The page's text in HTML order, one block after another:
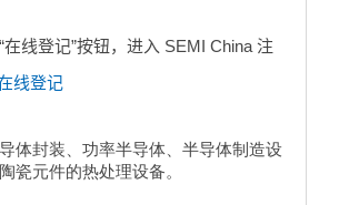
在线登记”按钮，进入 SEMI China 注
线登记
体封装、功率半导体、半导体制造设
瓷元件的热处理设备。